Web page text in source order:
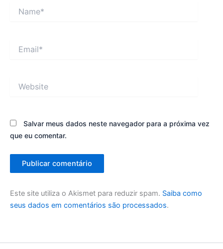
Salvar meus dados neste navegador para a próxima vez
que eu comentar.
Este site utiliza o Akismet para reduzir spam. Saiba como
seus dados em comentários são processados.